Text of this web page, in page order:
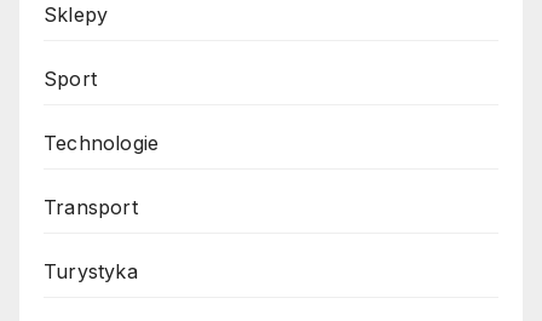
Sklepy
Sport
Technologie
Transport
Turystyka